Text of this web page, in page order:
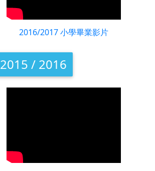
2016/2017 小學畢業影片
2015 / 2016